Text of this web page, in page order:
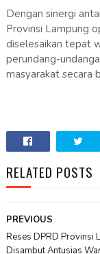
Dengan sinergi
Provinsi Lampung
diselesaikan tepat
perundang-
masyarakat secara
RELATED POSTS
PREVIOUS
Reses DPRD Provinsi
Disambut Antusias